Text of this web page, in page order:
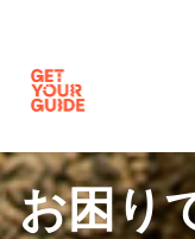
お困り